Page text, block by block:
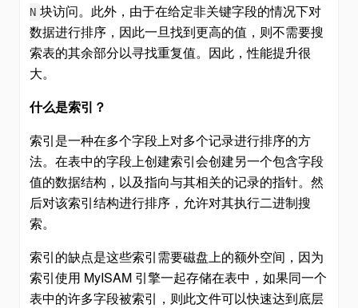
N 块访问。此外，由于在给定非关键字段的情况下对
数据进行排序，因此一旦找到更高的值，则不需要搜
索表的其余部分以寻找重复值。因此，性能提升很
大。
什么是索引？
索引是一种在多个字段上对多个记录进行排序的方
法。在表中的字段上创建索引会创建另一个包含字段
值的数据结构，以及指向与其相关的记录的指针。然
后对该索引结构进行排序，允许对其执行二进制搜
索。
索引的缺点是这些索引需要磁盘上的额外空间，因为
索引使用 MyISAM 引擎一起存储在表中，如果同一个
表中的许多字段被索引，则此文件可以快速达到底层